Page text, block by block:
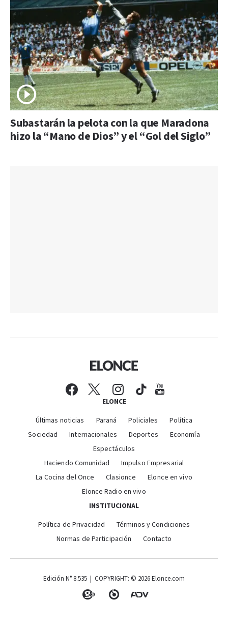
Subastarán la pelota con la que Maradona
hizo la “Mano de Dios” y el “Gol del Siglo”
ELONCE
Últimas noticias Paraná Policiales
Política
Sociedad
Internacionales Deportes
Economía
Espectáculos
Haciendo Comunidad
Impulso Empresarial
La Cocina del Once
Clasionce
Elonce en vivo
Elonce Radio en vivo
INSTITUCIONAL
Política de Privacidad
Términos y Condiciones
Normas de Participación
Contacto
Edición N° 8.535 | COPYRIGHT: © 2026 Elonce.com